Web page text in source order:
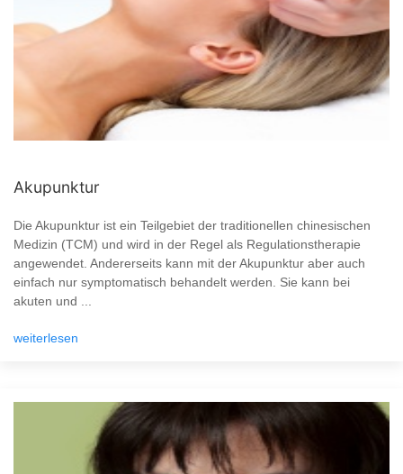
Akupunktur
Die Akupunktur ist ein Teilgebiet der traditionellen chinesischen
Medizin (TCM) und wird in der Regel als Regulationstherapie
angewendet. Andererseits kann mit der Akupunktur aber auch
einfach nur symptomatisch behandelt werden. Sie kann bei
akuten und ...
weiterlesen